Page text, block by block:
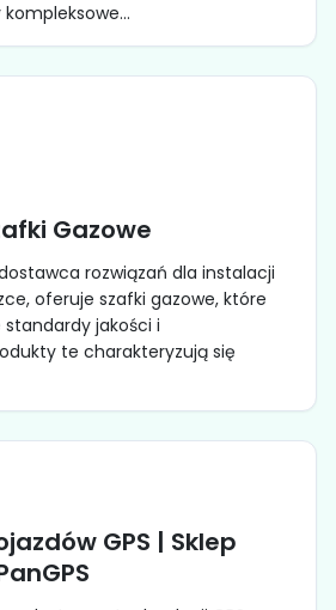
Gazowe
dostawca rozwiązań dla instalacji
oferuje szafki gazowe, które
standardy jakości i
te charakteryzują się
GPS | Sklep